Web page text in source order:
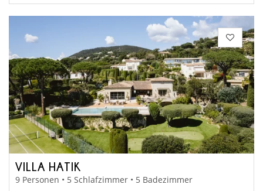
VILLA HATIK
9 Personen • 5 Schlafzimmer • 5 Badezimmer